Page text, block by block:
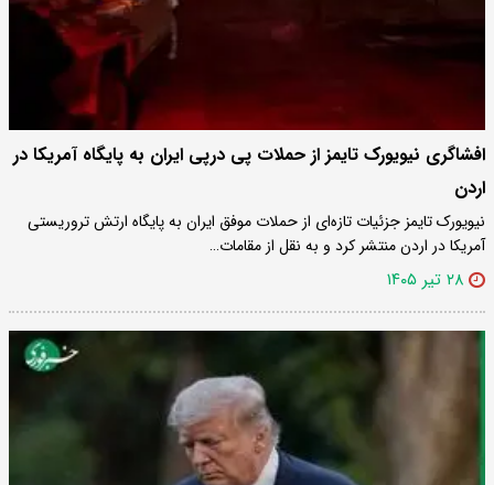
افشاگری نیویورک تایمز از حملات پی در‌پی ایران به پایگاه آمریکا در
اردن
نیویورک تایمز جزئیات تازه‌ای از حملات موفق ایران به پایگاه ارتش تروریستی
آمریکا در اردن منتشر کرد و به نقل از مقامات…
۲۸ تیر ۱۴۰۵